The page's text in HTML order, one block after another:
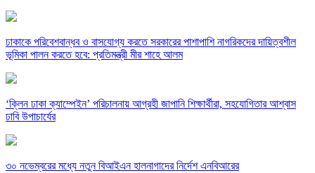
ঢাকাকে পরিবেশবান্ধব ও বাসযোগ্য করতে সরকারের পাশাপাশি নাগরিকদের দায়িত্বশীল
ভূমিকা পালন করতে হবে: প্রতিমন্ত্রী মীর শাহে আলম
‘ক্লিন ঢাকা ক্যাম্পেইন’ পরিচালনায় আগ্রহী জাপানি শিক্ষার্থীরা, সহযোগিতার আশ্বাস
ঢাবি উপাচার্যের
৩০ নভেম্বরের মধ্যে নতুন বিআইএন হালনাগাদের নির্দেশ এনবিআরের